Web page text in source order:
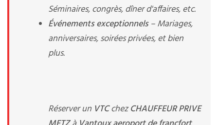
Séminaires, congrès, dîner d'affaires, etc.
Événements exceptionnels– Mariages,
anniversaires, soirées privées, et bien
plus.
Réserver un VTCchezCHAUFFEUR PRIVE